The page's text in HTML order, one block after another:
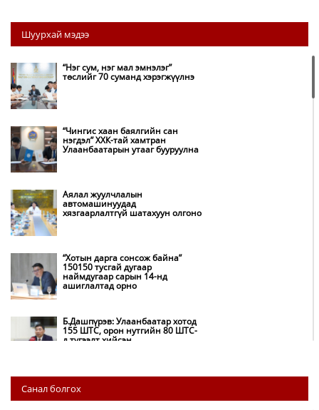
Шуурхай мэдээ
“Нэг сум, нэг мал эмнэлэг”
төслийг 70 суманд хэрэгжүүлнэ
“Чингис хаан баялгийн сан
нэгдэл” ХХК-тай хамтран
Улаанбаатарын утааг бууруулна
Аялал жуулчлалын
автомашинуудад
хязгаарлалтгүй шатахуун олгоно
“Хотын дарга сонсож байна”
150150 тусгай дугаар
наймдугаар сарын 14-нд
ашиглалтад орно
Б.Дашпүрэв: Улаанбаатар хотод
155 ШТС, орон нутгийн 80 ШТС-
д түгээлт хийсэн
НИТХ: Багануур ХК-ийг түшиглэн
нүүрс-пиролизийн үйлдвэр
байгуулж, ирэх оноос хагас кокс
Санал болгох